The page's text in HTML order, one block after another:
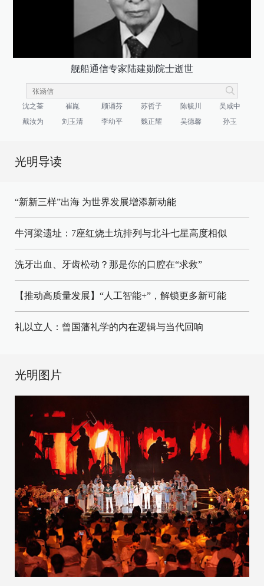
舰船通信专家陆建勋院士逝世
沈之荃 崔崑 顾诵芬 苏哲子 陈毓川
吴咸中
戴汝为
刘玉清 李幼平 魏正耀 吴德馨 孙玉
光明导读
“新新三样”出海 为世界发展增添新动能
牛河梁遗址：7座红烧土坑排列与北斗七星高度相似
洗牙出血、牙齿松动？那是你的口腔在“求救”
【推动高质量发展】“人工智能+”，解锁更多新可能
礼以立人：曾国藩礼学的内在逻辑与当代回响
光明图片